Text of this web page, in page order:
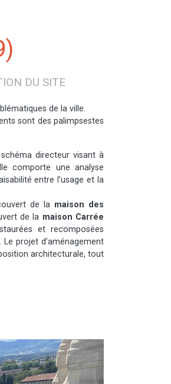
DU SITE
de la ville.
sont des palimpsestes
directeur visant à
comporte une analyse
entre l’usage et la
de la maison des
de la maison Carrée
et recomposées
projet d’aménagement
architecturale, tout